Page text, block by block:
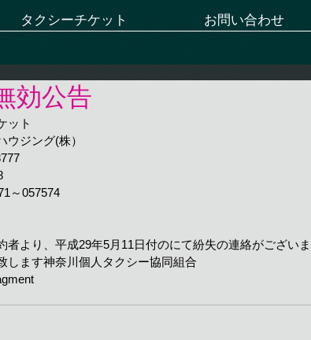
タクシーチケット お問い合わせ
効公告
ット
ウジング(株）
～057574
者より、平成29年5月11日付のにて紛失の連絡がござい
します神奈川個人タクシー協同組合